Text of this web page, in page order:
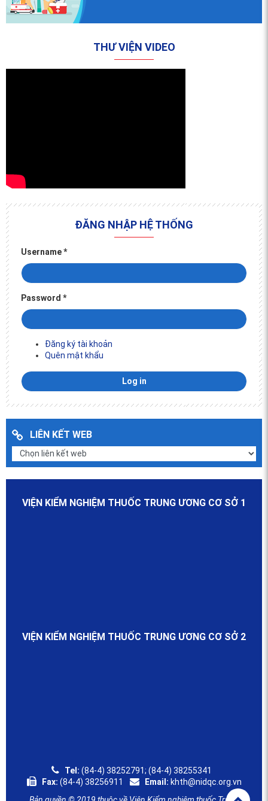
THƯ VIỆN VIDEO
ĐĂNG NHẬP HỆ THỐNG
Username*
Password *
Đăng ký tài khoản
Quên mật khẩu
LIÊN KẾT WEB
VIỆN KIỂM NGHIỆM THUỐC TRUNG ƯƠNG CƠ SỞ 1
VIỆN KIỂM NGHIỆM THUỐC TRUNG ƯƠNG CƠ SỞ 2
Tel: (84-4) 38252791; (84-4) 38255341
Fax: (84-4) 38256911 Email: khth@nidqc.org.vn